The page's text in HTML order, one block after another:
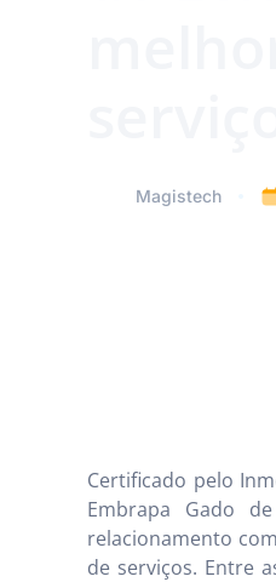
Magistech
Certificado pelo
Embrapa Gado
relacionamento
de serviços. Entre